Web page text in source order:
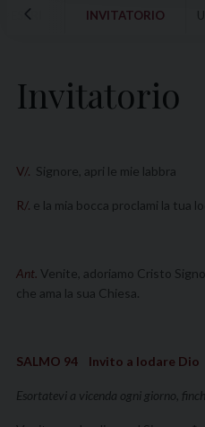
INVITATORIO
Invitatorio
V/. Signore, apri le mie labbra
R/. e la mia bocca proclami la tua
Ant. Venite, adoriamo Cristo
che ama la sua Chiesa.
SALMO 94 Invito a lodare Dio
Esortatevi a vicenda ogni giorno,